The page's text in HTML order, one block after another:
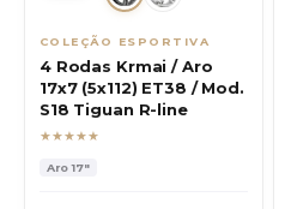
COLEÇÃO ESPORTIVA
4 Rodas Krmai / Aro
17x7 (5x112) ET38 / Mod.
S18 Tiguan R-line
★★★★★
Aro17"